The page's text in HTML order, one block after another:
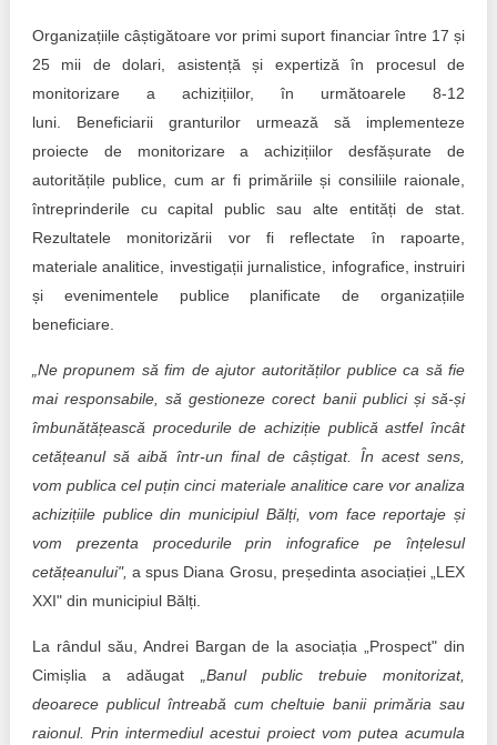
Organizațiile câștigătoare vor primi suport financiar între 17 și
25 mii de dolari, asistență și expertiză în procesul de
monitorizare a achizițiilor, în următoarele 8-12
luni. Beneficiarii granturilor urmează să implementeze
proiecte de monitorizare a achizițiilor desfășurate de
autoritățile publice, cum ar fi primăriile și consiliile raionale,
întreprinderile cu capital public sau alte entități de stat.
Rezultatele monitorizării vor fi reflectate în rapoarte,
materiale analitice, investigații jurnalistice, infografice, instruiri
și evenimentele publice planificate de organizațiile
beneficiare.
„Ne propunem să fim de ajutor autorităților publice ca să fie
mai responsabile, să gestioneze corect banii publici și să-și
îmbunătățească procedurile de achiziție publică astfel încât
cetățeanul să aibă într-un final de câștigat. În acest sens,
vom publica cel puțin cinci materiale analitice care vor analiza
achizițiile publice din municipiul Bălți, vom face reportaje și
vom prezenta procedurile prin infografice pe înțelesul
cetățeanului", a spus Diana Grosu, președinta asociației „LEX
XXI" din municipiul Bălți.
La rândul său, Andrei Bargan de la asociația „Prospect" din
Cimișlia a adăugat
„Banul public trebuie monitorizat,
deoarece publicul întreabă cum cheltuie banii primăria sau
raionul. Prin intermediul acestui proiect vom putea acumula